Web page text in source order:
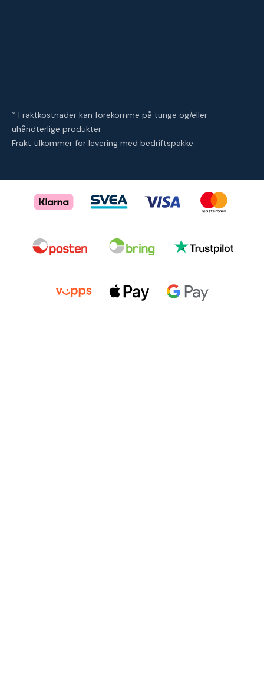
* Fraktkostnader kan forekomme på tunge og/eller
uhåndterlige produkter
Frakt tilkommer for levering med bedriftspakke.